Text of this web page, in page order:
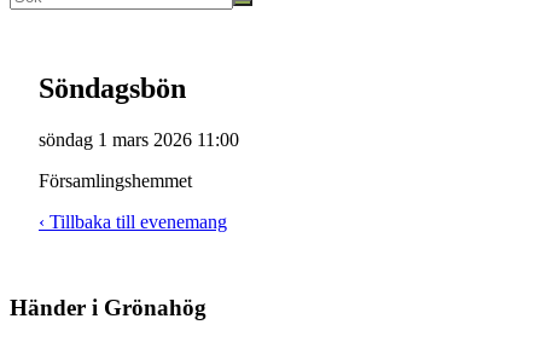
Söndagsbön
söndag 1 mars 2026 11:00
Församlingshemmet
‹ Tillbaka till evenemang
Händer i Grönahög